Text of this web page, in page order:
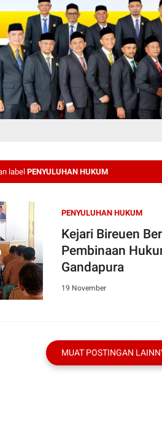
label PENYULUHAN HUKUM
PENYULUHAN HUKUM
Kejari Bireuen
Pembinaan
Gandapura
19 November
MUAT POSTINGAN